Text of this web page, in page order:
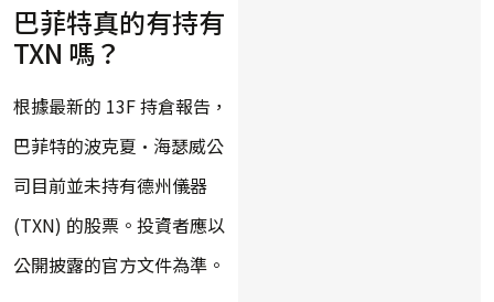
巴菲特真的有持有
TXN 嗎？
根據最新的 13F 持倉報告，
巴菲特的波克夏·海瑟威公
司目前並未持有德州儀器
(TXN) 的股票。投資者應以
公開披露的官方文件為準。